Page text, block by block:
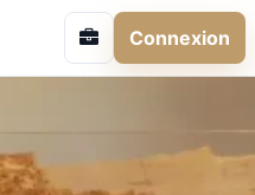
Connexion